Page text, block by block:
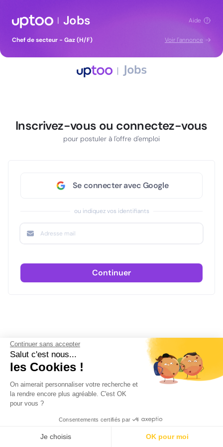
Continuer sans accepter
Salut c'est nous...
les Cookies !
On aimerait personnaliser votre recherche et
la rendre encore plus agréable. C'est OK
pour vous ?
Consentements certifiés par
Je choisis OK pour moi
| Jobs Aide
Chef de secteur - Gaz (H/F) Voir l'annonce
Inscrivez-vous ou connectez-vous
pour postuler à l'offre d'emploi
Se connecter avec Google
ou indiquez vos identifiants
Continuer